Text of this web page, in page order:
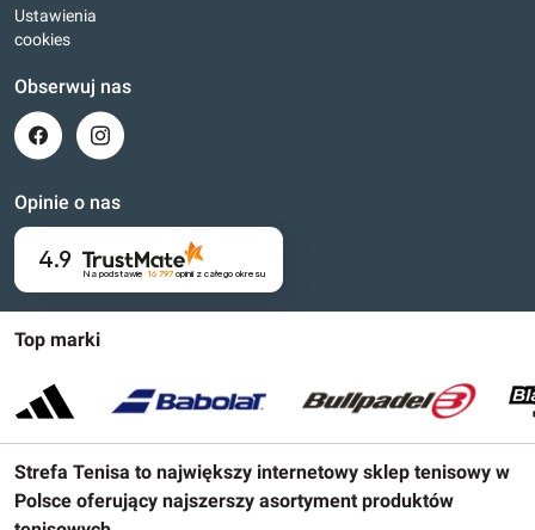
Top marki
Strefa Tenisa to największy internetowy sklep tenisowy w
Polsce oferujący najszerszy asortyment produktów
Ustawienia
cookies
Obserwuj nas
Opinie o nas
4.9
Na podstawie 16 797opinii z całego okresu